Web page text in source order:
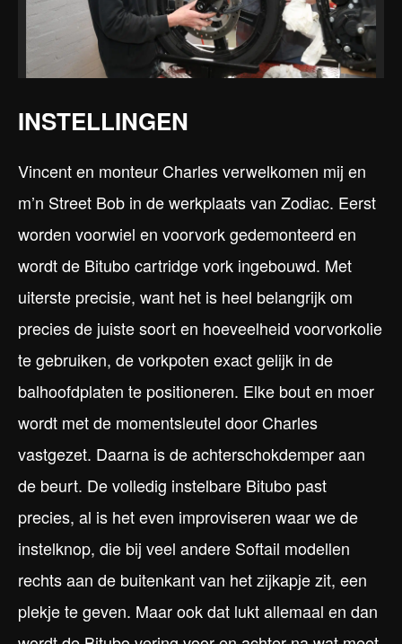
INSTELLINGEN
Vincent en monteur Charles verwelkomen mij en
m’n Street Bob in de werkplaats van Zodiac. Eerst
worden voorwiel en voorvork gedemonteerd en
wordt de Bitubo cartridge vork ingebouwd. Met
uiterste precisie, want het is heel belangrijk om
precies de juiste soort en hoeveelheid voorvorkolie
te gebruiken, de vorkpoten exact gelijk in de
balhoofdplaten te positioneren. Elke bout en moer
wordt met de momentsleutel door Charles
vastgezet. Daarna is de achterschokdemper aan
de beurt. De volledig instelbare Bitubo past
precies, al is het even improviseren waar we de
instelknop, die bij veel andere Softail modellen
rechts aan de buitenkant van het zijkapje zit, een
plekje te geven. Maar ook dat lukt allemaal en dan